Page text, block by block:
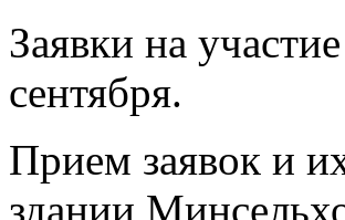
Заявки на
сентября.
Прием заявок и
здании